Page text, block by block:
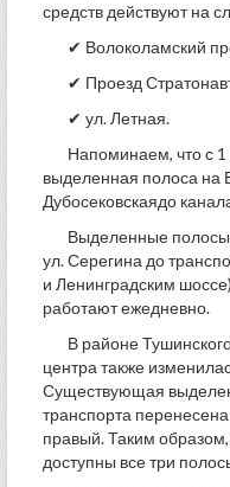
средств действуют на
✔ Волоколамский
✔ Проезд
✔ ул. Летная.
Напоминаем, что с
выделенная полоса на
Дубосековскаядо
Выделенные полосы
ул. Серегина до
и Ленинградским
работают ежедневно.
В районе
центра также
Существующая
транспорта
правый. Таким
доступны все три